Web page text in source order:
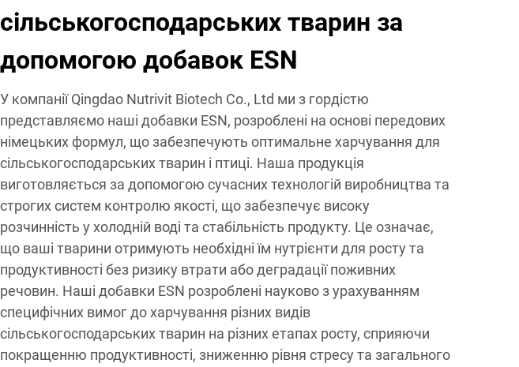
сільськогосподарських тварин за
допомогою добавок ESN
У компанії Qingdao Nutrivit Biotech Co., Ltd ми з гордістю
представляємо наші добавки ESN, розроблені на основі передових
німецьких формул, що забезпечують оптимальне харчування для
сільськогосподарських тварин і птиці. Наша продукція
виготовляється за допомогою сучасних технологій виробництва та
строгих систем контролю якості, що забезпечує високу
розчинність у холодній воді та стабільність продукту. Це означає,
що ваші тварини отримують необхідні їм нутрієнти для росту та
продуктивності без ризику втрати або деградації поживних
речовин. Наші добавки ESN розроблені науково з урахуванням
специфічних вимог до харчування різних видів
сільськогосподарських тварин на різних етапах росту, сприяючи
покращенню продуктивності, зниженню рівня стресу та загального